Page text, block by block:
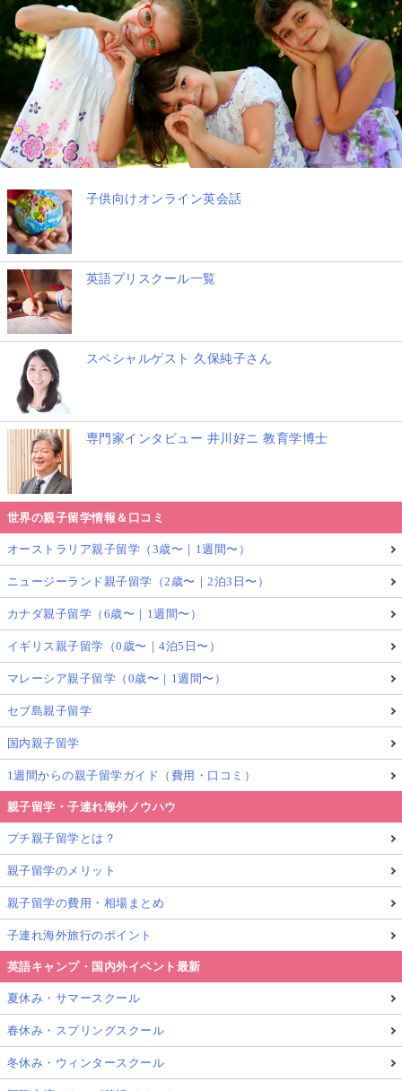
子供向けオンライン英会話
英語プリスクール一覧
スペシャルゲスト 久保純子さん
専門家インタビュー 井川好ニ 教育学博士
世界の親子留学情報＆口コミ
オーストラリア親子留学（3歳〜｜1週間〜）
ニュージーランド親子留学（2歳〜｜2泊3日〜）
カナダ親子留学（6歳〜｜1週間〜）
イギリス親子留学（0歳〜｜4泊5日〜）
マレーシア親子留学（0歳〜｜1週間〜）
セブ島親子留学
国内親子留学
1週間からの親子留学ガイド（費用・口コミ）
親子留学・子連れ海外ノウハウ
プチ親子留学とは？
親子留学のメリット
親子留学の費用・相場まとめ
子連れ海外旅行のポイント
英語キャンプ・国内外イベント最新
夏休み・サマースクール
春休み・スプリングスクール
冬休み・ウィンタースクール